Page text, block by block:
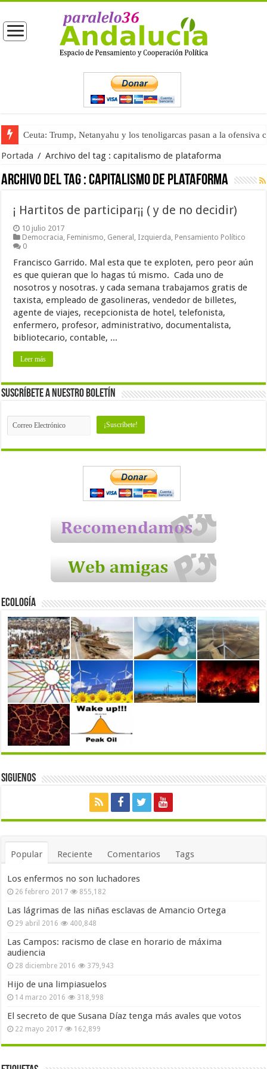
Ceuta: Trump, Netanyahu y los tenoligarcas pasan a la ofensiva
Portada / Archivo del tag :capitalismo de plataforma
Archivo del tag :capitalismo de plataforma
¡ Hartitos de participar¡¡ ( y de no decidir)
10 julio 2017
Democracia, Feminismo, General , Izquierda, Pensamiento Político
0
Francisco Garrido. Mal esta que te exploten, pero peor aún
es que quieran que lo hagas tú mismo. Cada uno de
nosotros y nosotras. y cada semana trabajamos gratis de
taxista, empleado de gasolineras, vendedor de billetes,
agente de viajes, recepcionista de hotel, telefonista,
enfermero, profesor, administrativo, documentalista,
bibliotecario, contable, ...
Leer más
Suscríbete a nuestro Boletín
Ecología
Siguenos
Popular Reciente Comentarios Tags
Los enfermos no son luchadores
26 febrero 2017 855,182
Las lágrimas de las niñas esclavas de Amancio Ortega
29 abril 2016 400,848
Las Campos: racismo de clase en horario de máxima
audiencia
28 diciembre 2016 379,943
Hijo de una limpiasuelos
14 marzo 2016 318,998
El secreto de que Susana Díaz tenga más avales que votos
22 mayo 2017 162,899